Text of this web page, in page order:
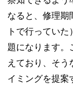
なると、修理期
トで行ってい
題になります。
えており、そう
イミングを提案